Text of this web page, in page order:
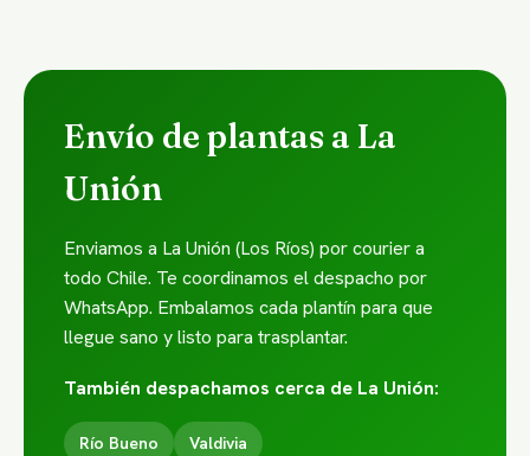
Envío de plantas a La
Unión
Enviamos a La Unión (Los Ríos) por courier a
todo Chile. Te coordinamos el despacho por
WhatsApp. Embalamos cada plantín para que
llegue sano y listo para trasplantar.
También despachamos cerca de La Unión:
Río Bueno Valdivia